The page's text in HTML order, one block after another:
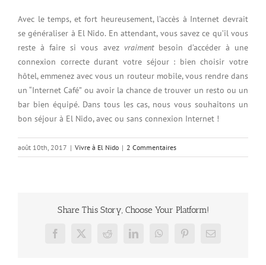
Avec le temps, et fort heureusement, l’accès à Internet devrait
se généraliser à El Nido. En attendant, vous savez ce qu’il vous
reste à faire si vous avez vraimentbesoin d’accéder à une
connexion correcte durant votre séjour : bien choisir votre
hôtel, emmenez avec vous un routeur mobile, vous rendre dans
un “Internet Café” ou avoir la chance de trouver un resto ou un
bar bien équipé. Dans tous les cas, nous vous souhaitons un
bon séjour à El Nido, avec ou sans connexion Internet !
août 10th, 2017 | Vivre à El Nido | 2 Commentaires
Share This Story, Choose Your Platform!
Facebook
X Reddit LinkedInWhatsAppPinterestEmail